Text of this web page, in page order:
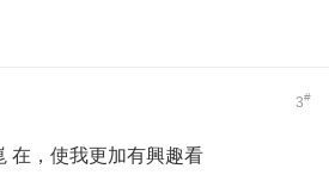
3#
在，使我更加有興趣看